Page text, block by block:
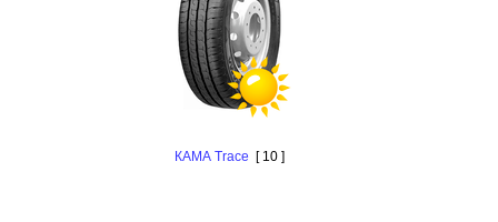
КАМА Trace [ 10 ]